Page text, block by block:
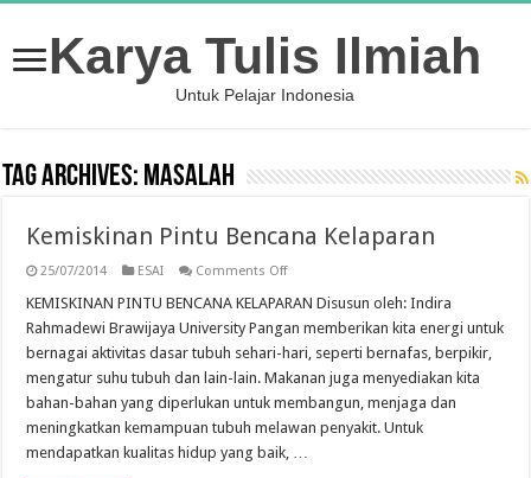
Karya Tulis Ilmiah
Untuk Pelajar Indonesia
Tag Archives: Masalah
Kemiskinan Pintu Bencana Kelaparan
25/07/2014 ESAI Comments Offon
Pintu
Kelaparan
KEMISKINAN PINTU BENCANA KELAPARAN Disusun oleh: Indira
Rahmadewi Brawijaya University Pangan memberikan kita energi untuk
bernagai aktivitas dasar tubuh sehari-hari, seperti bernafas, berpikir,
mengatur suhu tubuh dan lain-lain. Makanan juga menyediakan kita
bahan-bahan yang diperlukan untuk membangun, menjaga dan
meningkatkan kemampuan tubuh melawan penyakit. Untuk
mendapatkan kualitas hidup yang baik, …